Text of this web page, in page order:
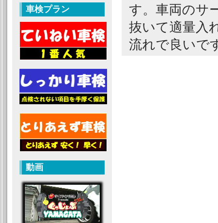
す。車両のサ
抜いて適量入
流れで良いで
車検プラン
動画